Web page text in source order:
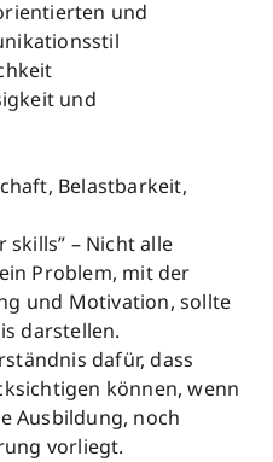
und
und
Belastbarkeit,
– Nicht alle
Problem, mit der
und Motivation, sollte
darstellen.
dafür, dass
können, wenn
Ausbildung, noch
vorliegt.